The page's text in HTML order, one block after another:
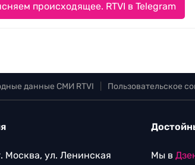
происходящее. RTVI в Telegram
данные СМИ RTVI Пользовательское
Москва, ул. Ленинская
Мы в